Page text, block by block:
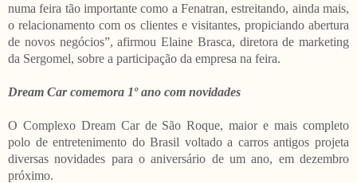
numa feira tão importante como a Fenatran, estreitando, ainda mais,
o relacionamento com os clientes e visitantes, propiciando abertura
de novos negócios”, afirmou Elaine Brasca, diretora de marketing
da Sergomel, sobre a participação da empresa na feira.
Dream Car comemora 1º ano com novidades
O Complexo Dream Car de São Roque, maior e mais completo
polo de entretenimento do Brasil voltado a carros antigos projeta
diversas novidades para o aniversário de um ano, em dezembro
próximo.